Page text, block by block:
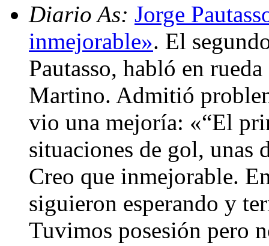
Diario As: Jorge
inmejorable». El
Pautasso, habló en
Martino. Admitió
vio una mejoría: «“El
situaciones de gol, unas
Creo que inmejorable.
siguieron esperando y
Tuvimos posesión pero